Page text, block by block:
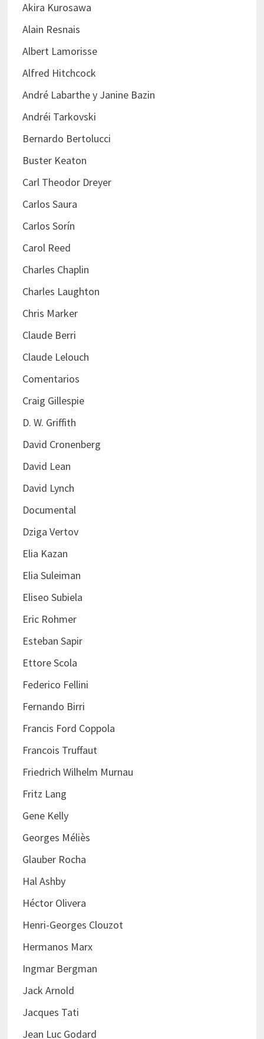
Akira Kurosawa
Alain Resnais
Albert Lamorisse
Alfred Hitchcock
André Labarthe y Janine Bazin
Andréi Tarkovski
Bernardo Bertolucci
Buster Keaton
Carl Theodor Dreyer
Carlos Saura
Carlos Sorín
Carol Reed
Charles Chaplin
Charles Laughton
Chris Marker
Claude Berri
Claude Lelouch
Comentarios
Craig Gillespie
D. W. Griffith
David Cronenberg
David Lean
David Lynch
Documental
Dziga Vertov
Elia Kazan
Elia Suleiman
Eliseo Subiela
Eric Rohmer
Esteban Sapir
Ettore Scola
Federico Fellini
Fernando Birri
Francis Ford Coppola
Francois Truffaut
Friedrich Wilhelm Murnau
Fritz Lang
Gene Kelly
Georges Méliès
Glauber Rocha
Hal Ashby
Héctor Olivera
Henri-Georges Clouzot
Hermanos Marx
Ingmar Bergman
Jack Arnold
Jacques Tati
Jean Luc Godard